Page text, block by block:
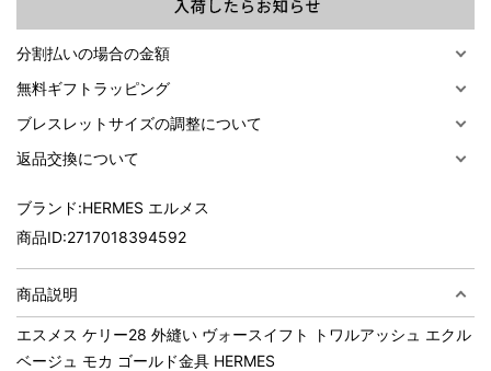
分割払いの場合の金額
無料ギフトラッピング
ブレスレットサイズの調整について
返品交換について
ブランド:HERMES エルメス
商品ID:2717018394592
商品説明
エスメス ケリー28 外縫い ヴォースイフト トワルアッシュ エクル
ベージュ モカ ゴールド金具 HERMES